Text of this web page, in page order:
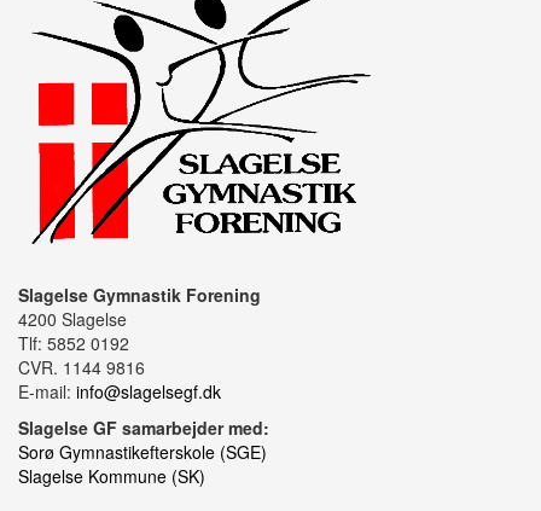
Slagelse Gymnastik Forening
4200 Slagelse
Tlf: 5852 0192
CVR. 1144 9816
E-mail: info@slagelsegf.dk
Slagelse GF samarbejder med:
Sorø Gymnastikefterskole (SGE)
Slagelse Kommune (SK)